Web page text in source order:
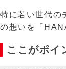
特に若い世代の
の想いを「
ここがポイ